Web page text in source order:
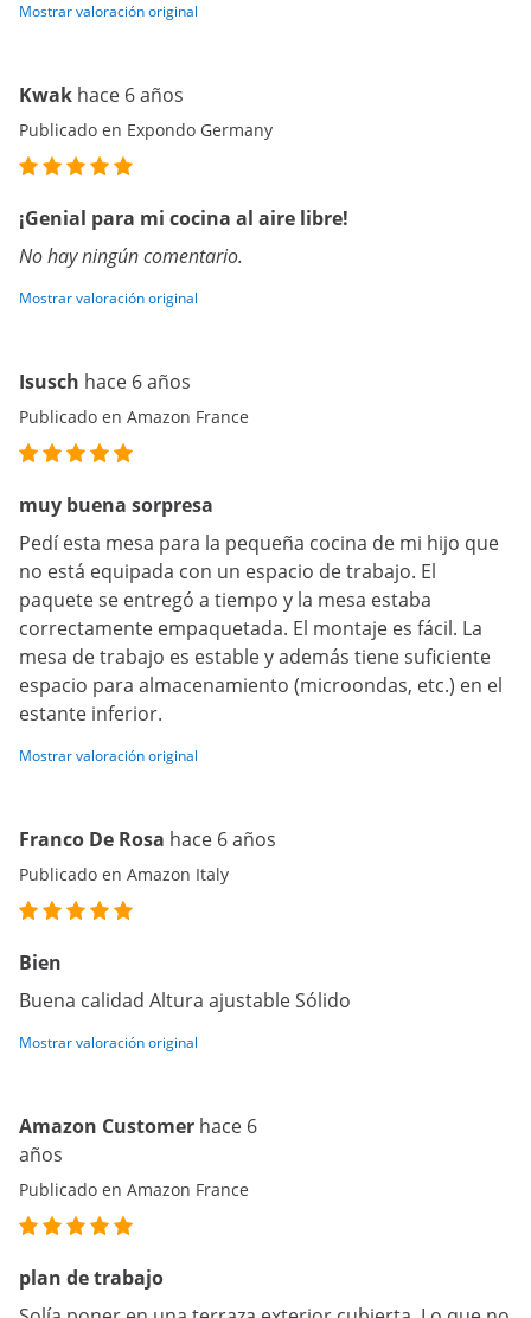
Mostrar valoración original
Kwak hace 6 años
Publicado en Expondo Germany
¡Genial para mi cocina al aire libre!
No hay ningún comentario.
Mostrar valoración original
Isusch hace 6 años
Publicado en Amazon France
muy buena sorpresa
Pedí esta mesa para la pequeña cocina de mi hijo que
no está equipada con un espacio de trabajo. El
paquete se entregó a tiempo y la mesa estaba
correctamente empaquetada. El montaje es fácil. La
mesa de trabajo es estable y además tiene suficiente
espacio para almacenamiento (microondas, etc.) en el
estante inferior.
Mostrar valoración original
Franco De Rosa hace 6 años
Publicado en Amazon Italy
Bien
Buena calidad Altura ajustable Sólido
Mostrar valoración original
Amazon Customer hace 6
años
Publicado en Amazon France
plan de trabajo